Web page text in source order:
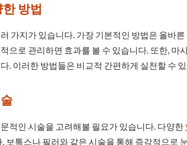
방법
가지가 있습니다. 가장 기본적인 방법은 올바
으로 관리하면 효과를 볼 수 있습니다. 또한, 마
. 이러한 방법들은 비교적 간편하게 실천할 수
적인 시술을 고려해볼 필요가 있습니다. 다양한
보톡스나 필러와 같은 시술을 통해 즉각적으로